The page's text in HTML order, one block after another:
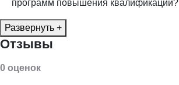
программ повышения квалификации?
Развернуть +
Отзывы
0 оценок